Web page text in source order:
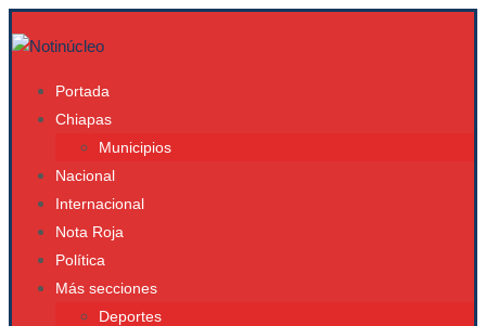
Portada
Chiapas
Municipios
Nacional
Internacional
Nota Roja
Política
Más secciones
Deportes